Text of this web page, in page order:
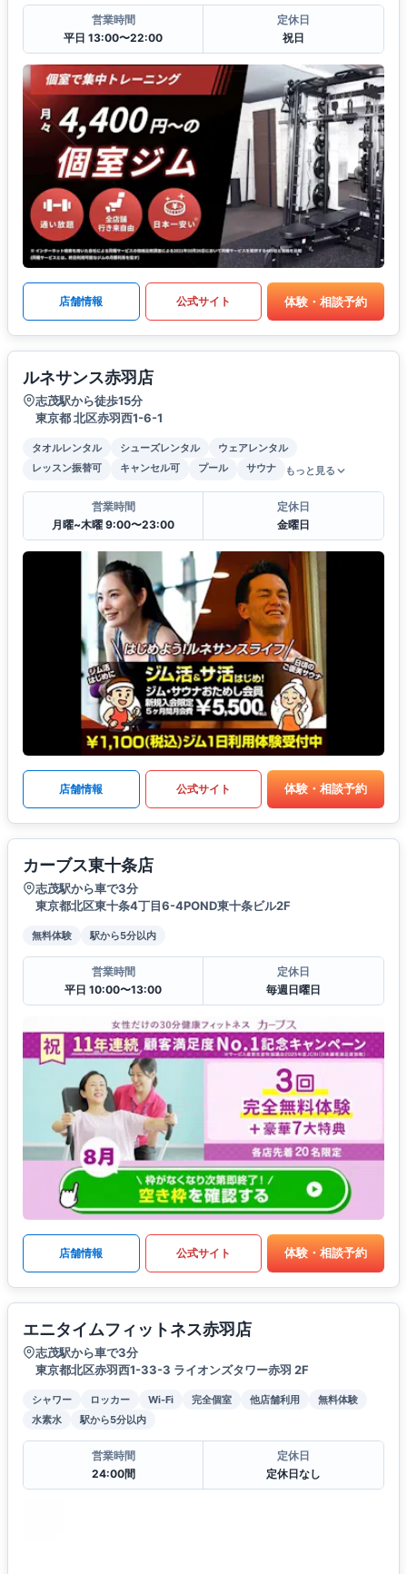
営業時間
平日 13:00〜22:00
定休日
祝日
店舗情報 公式サイト 体験・相談予約
ルネサンス赤羽店
志茂駅から徒歩15分
東京都 北区赤羽西1-6-1
タオルレンタル シューズレンタル
ウェアレンタル
レッスン振替可
キャンセル可 プール サウナ もっと見る
営業時間
月曜~木曜 9:00〜23:00
定休日
金曜日
店舗情報 公式サイト 体験・相談予約
カーブス東十条店
志茂駅から車で3分
東京都北区東十条4丁目6-4POND東十条ビル2F
無料体験 駅から5分以内
営業時間
平日 10:00〜13:00
定休日
毎週日曜日
店舗情報 公式サイト 体験・相談予約
エニタイムフィットネス赤羽店
志茂駅から車で3分
東京都北区赤羽西1-33-3 ライオンズタワー赤羽 2F
シャワー ロッカー Wi-Fi 完全個室 他店舗利用
無料体験
水素水
駅から5分以内
営業時間
24:00間
定休日
定休日なし